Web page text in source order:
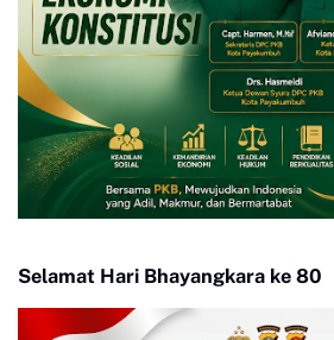
Selamat Hari Bhayangkara ke 80